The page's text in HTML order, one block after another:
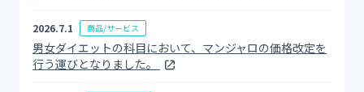
2026.7.1 商品/サービス
男女ダイエットの科目において、マンジャロの価格改定を
行う運びとなりました。